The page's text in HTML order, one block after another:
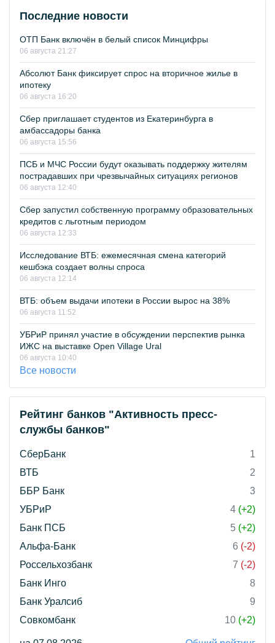
Последние новости
ОТП Банк включён в белый список Минцифры
06 августа 21:27
Абсолют Банк фиксирует спрос на вторичное жилье в
ипотеку
06 августа 16:20
Сбер приглашает студентов из Екатеринбурга в
амбассадоры банка
06 августа 15:56
ПСБ и МЧС России будут оказывать поддержку жителям
пострадавших при чрезвычайных ситуациях регионов
06 августа 12:40
Сбер запустил собственную программу образовательных
кредитов с льготным периодом
06 августа 12:33
Исследование ВТБ: ежемесячная смена категорий
кешбэка создает волны спроса
06 августа 12:14
ВТБ: объем выдачи ипотеки в России вырос на 38%
06 августа 11:52
УБРиР принял участие в обсуждении перспектив рынка
ИЖС на выставке Open Village Ural
06 августа 10:40
Все новости
Рейтинг банков "Активность пресс-
службы банков"
СберБанк
1
ВТБ
2
ББР Банк
3
УБРиР
4 (+2)
Банк ПСБ
5 (+2)
Альфа-Банк
6 (-2)
Россельхозбанк
7 (-2)
Банк Инго
8
Банк Уралсиб
9
Совкомбанк
10 (+2)